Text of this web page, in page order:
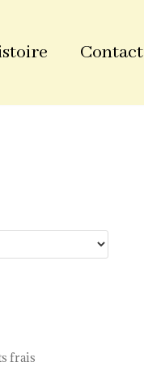
Contact
frais